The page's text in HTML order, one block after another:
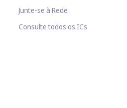
Junte-se à Rede
Consulte todos os ICs